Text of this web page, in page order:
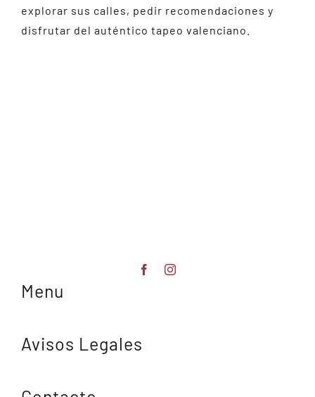
explorar sus calles, pedir recomendaciones y
disfrutar del auténtico tapeo valenciano.
Menu
Avisos Legales